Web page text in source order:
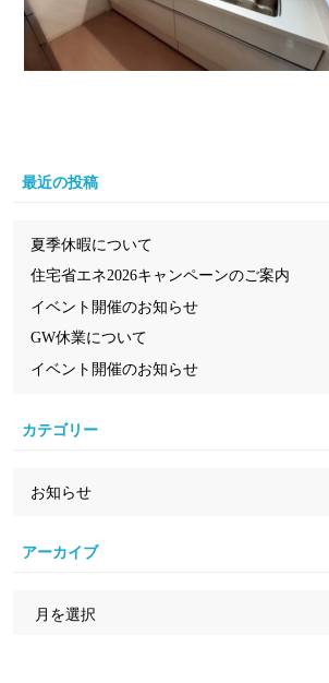
最近の投稿
夏季休暇について
住宅省エネ2026キャンペーンのご案内
イベント開催のお知らせ
GW休業について
イベント開催のお知らせ
カテゴリー
お知らせ
アーカイブ